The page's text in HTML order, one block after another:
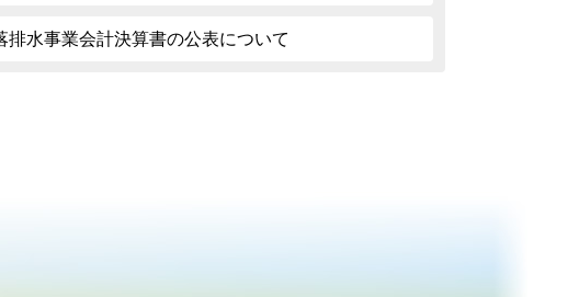
排水事業会計決算書の公表について